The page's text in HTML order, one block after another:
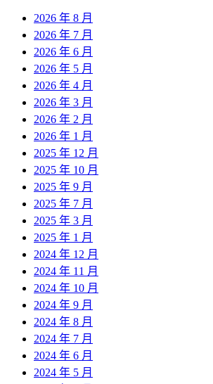
2026 年 8 月
2026 年 7 月
2026 年 6 月
2026 年 5 月
2026 年 4 月
2026 年 3 月
2026 年 2 月
2026 年 1 月
2025 年 12 月
2025 年 10 月
2025 年 9 月
2025 年 7 月
2025 年 3 月
2025 年 1 月
2024 年 12 月
2024 年 11 月
2024 年 10 月
2024 年 9 月
2024 年 8 月
2024 年 7 月
2024 年 6 月
2024 年 5 月